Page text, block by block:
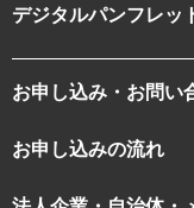
デジタルパンフレッ
お申し込み・お問い
お申し込みの流れ